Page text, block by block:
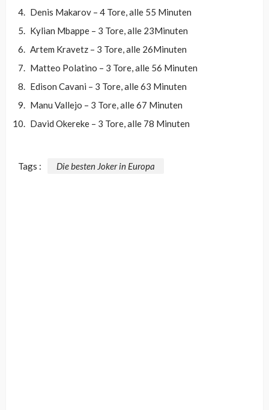
Denis Makarov – 4 Tore, alle 55 Minuten
Kylian Mbappe – 3 Tore, alle 23Minuten
Artem Kravetz – 3 Tore, alle 26Minuten
Matteo Polatino – 3 Tore, alle 56 Minuten
Edison Cavani – 3 Tore, alle 63 Minuten
Manu Vallejo – 3 Tore, alle 67 Minuten
David Okereke – 3 Tore, alle 78 Minuten
Tags : Die besten Joker in Europa